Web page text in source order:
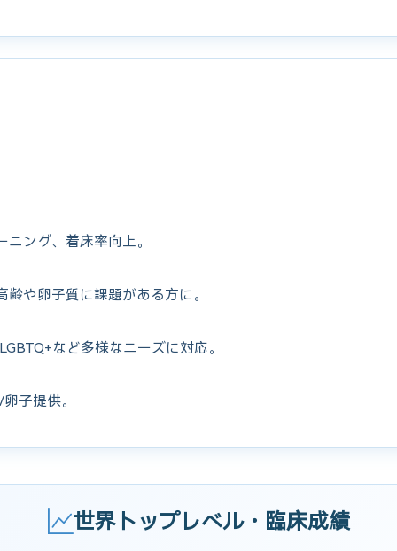
ニング、着床率向上。
や卵子質に課題がある方に。
など多様なニーズに対応。
子提供。
世界トップレベル・臨床成績